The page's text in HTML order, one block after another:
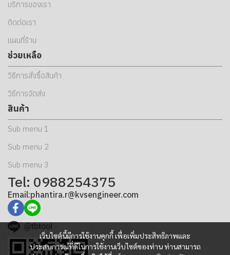
เว็บไซต์นี้มีการใช้งานคุกกี้ เพื่อเพิ่มประสิทธิภาพและ
ประสบการณ์ที่ดีในการใช้งานเว็บไซต์ของท่าน ท่านสามารถ
บริการของเรา
ติดต่อเรา
แผนที่ร้าน
ช่วยเหลือ
วิธีการสั่งซื้อสินค้า
วิธีการจัดส่ง
สินค้า
Sub menu 1
Sub menu 2
Sub menu 3
Tel: 0988254375
Email:phantira.r@kvsengineer.com
@tbtool